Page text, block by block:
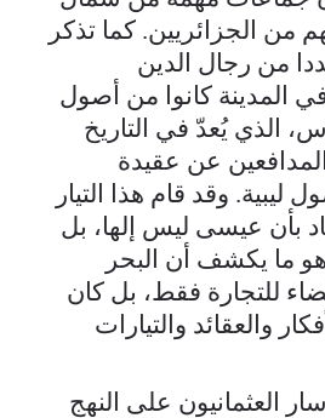
من الجزائريين. كما تذكر
من رجال الدين
المدينة كانوا من أصول
الذي يُعدّ في التاريخ
عن عقيدة
ليبية. وقد قام هذا التيار
بأن عيسى ليس إلها، بل
ما يكشف أن البحر
للتجارة فقط، بل كان
والعقائد والتيارات
العثمانيون على النهج